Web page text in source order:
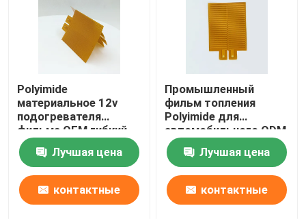
Polyimide
материальное 12v
подогревателя
фильма OEM гибкий
для дыхательного
аппаратаЛучшая цена
контактные
Промышленный
фильм топления
Polyimide для
автомобильного ODM
OEM батареи лития
энергииЛучшая цена
контактные